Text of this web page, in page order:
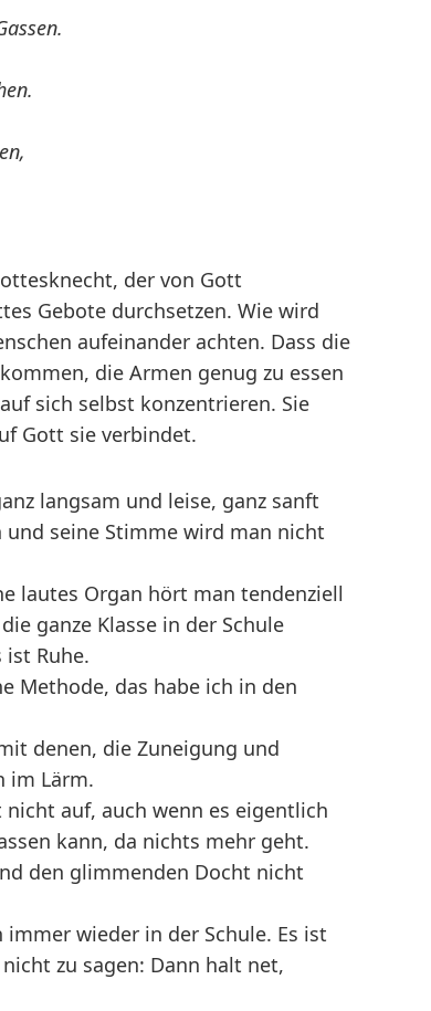
der von Gott
Gebote durchsetzen. Wie wird
aufeinander achten. Dass die
die Armen genug zu essen
sich selbst konzentrieren. Sie
Gott sie verbindet.
langsam und leise, ganz sanft
seine Stimme wird man nicht
lautes Organ hört man tendenziell
ganze Klasse in der Schule
Ruhe.
Methode, das habe ich in den
denen, die Zuneigung und
im Lärm.
auf, auch wenn es eigentlich
kann, da nichts mehr geht.
den glimmenden Docht nicht
wieder in der Schule. Es ist
zu sagen: Dann halt net,